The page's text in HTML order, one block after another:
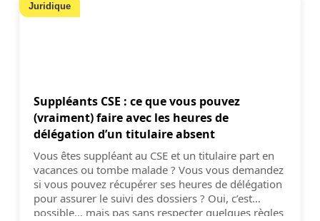
Juridique
Suppléants CSE : ce que vous pouvez
(vraiment) faire avec les heures de
délégation d’un titulaire absent
Vous êtes suppléant au CSE et un titulaire part en
vacances ou tombe malade ? Vous vous demandez
si vous pouvez récupérer ses heures de délégation
pour assurer le suivi des dossiers ? Oui, c’est
possible… mais pas sans respecter quelques règles